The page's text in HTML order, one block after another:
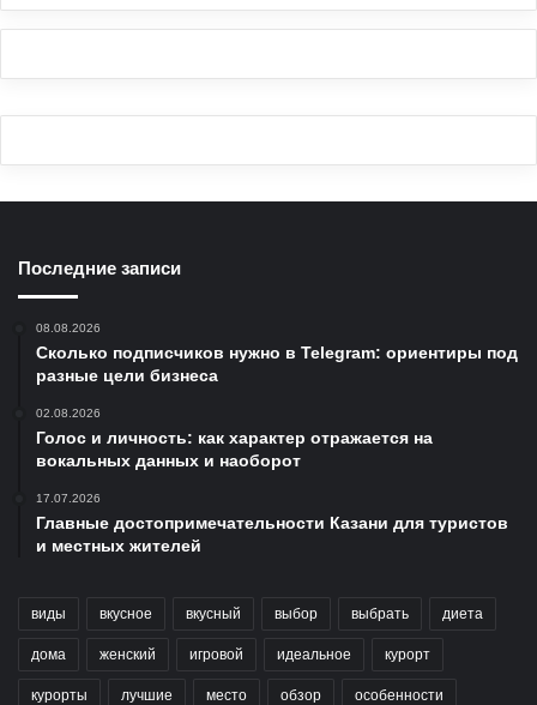
Последние записи
08.08.2026
Сколько подписчиков нужно в Telegram: ориентиры под
разные цели бизнеса
02.08.2026
Голос и личность: как характер отражается на
вокальных данных и наоборот
17.07.2026
Главные достопримечательности Казани для туристов
и местных жителей
виды вкусное вкусный выбор выбрать диета
дома женский игровой идеальное курорт
курорты лучшие место обзор особенности